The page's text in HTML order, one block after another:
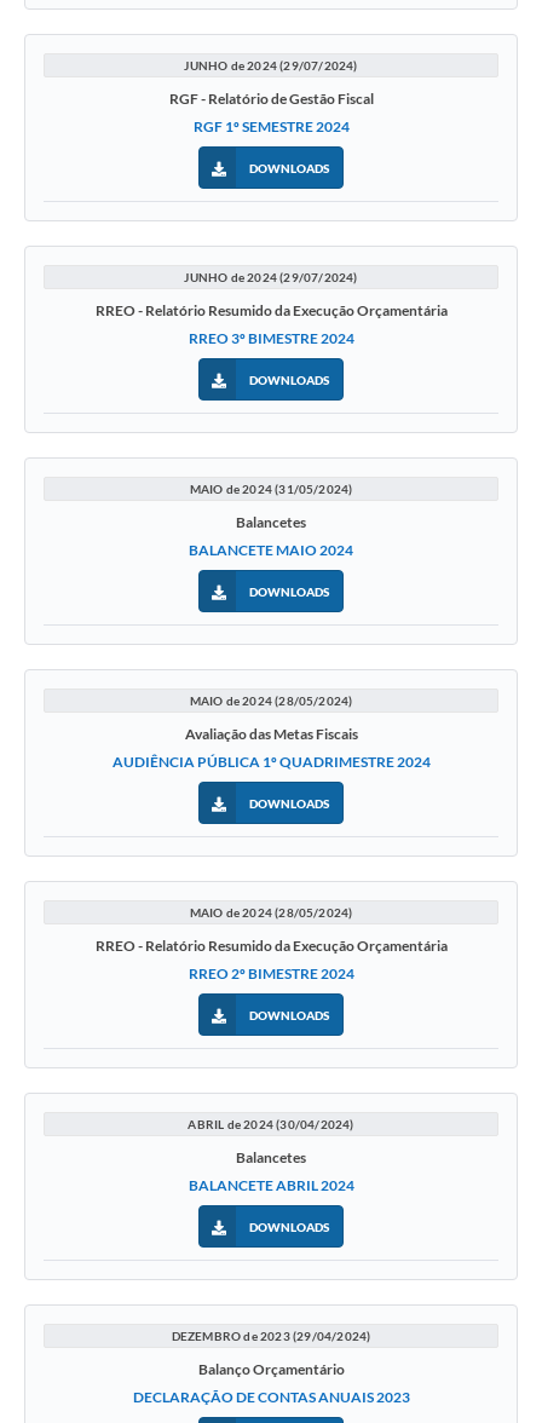
JUNHO de 2024 (29/07/2024)
RGF - Relatório de Gestão Fiscal
RGF 1º SEMESTRE 2024
DOWNLOADS
JUNHO de 2024 (29/07/2024)
RREO - Relatório Resumido da Execução Orçamentária
RREO 3º BIMESTRE 2024
DOWNLOADS
MAIO de 2024 (31/05/2024)
Balancetes
BALANCETE MAIO 2024
DOWNLOADS
MAIO de 2024 (28/05/2024)
Avaliação das Metas Fiscais
AUDIÊNCIA PÚBLICA 1º QUADRIMESTRE 2024
DOWNLOADS
MAIO de 2024 (28/05/2024)
RREO - Relatório Resumido da Execução Orçamentária
RREO 2º BIMESTRE 2024
DOWNLOADS
ABRIL de 2024 (30/04/2024)
Balancetes
BALANCETE ABRIL 2024
DOWNLOADS
DEZEMBRO de 2023 (29/04/2024)
Balanço Orçamentário
DECLARAÇÃO DE CONTAS ANUAIS 2023